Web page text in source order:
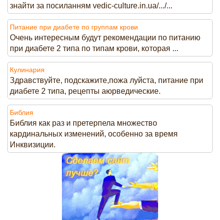
знайти за посиланням vedic-culture.in.ua/.../...
Питание при диабете по группам крови
Очень интересным будут рекомендации по питанию
при диабете 2 типа по типам крови, которая ...
Кулинария
Здравствуйте, подскажите,пожа луйста, питание при
диабете 2 типа, рецепты аюрведические.
Библия
Библия как раз и претерпела множество
кардинальных изменений, особенно за время
Инквизиции.